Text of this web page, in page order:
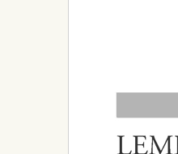
À PROPOS